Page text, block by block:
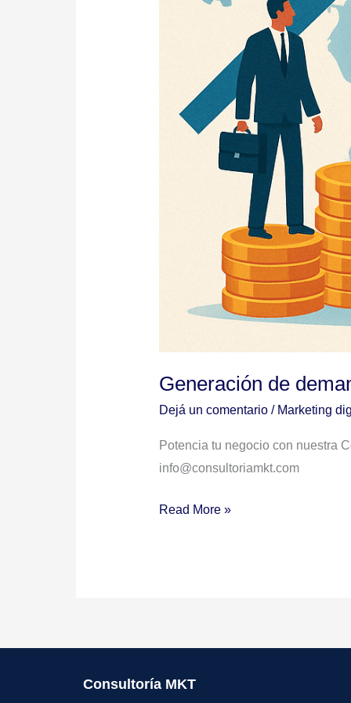
Generación de
Dejá un comentario / Marketing
Potencia tu negocio con nuestra
info@consultoriamkt.com
Read More »
Consultoría MKT